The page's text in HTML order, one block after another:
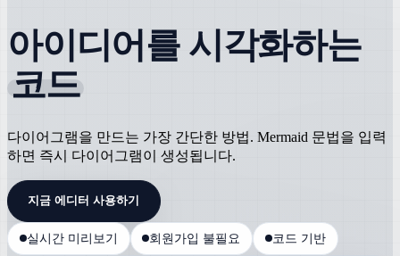
아이디어를 시각화하는
코드
다이어그램을 만드는 가장 간단한 방법. Mermaid 문법을 입력
하면 즉시 다이어그램이 생성됩니다.
지금 에디터 사용하기
실시간 미리보기 회원가입 불필요 코드 기반